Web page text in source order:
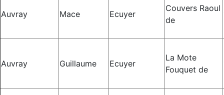
Auvray Mace Ecuyer
Couvers Raoul
de
Auvray Guillaume Ecuyer
La Mote
Fouquet de